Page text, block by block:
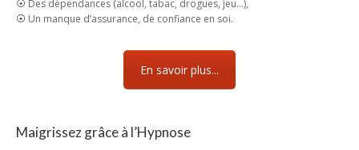
⦿ Des dépendances (alcool, tabac, drogues, jeu…),
⦿ Un manque d’assurance, de confiance en soi.
En savoir plus...
Maigrissez grâce à l’Hypnose